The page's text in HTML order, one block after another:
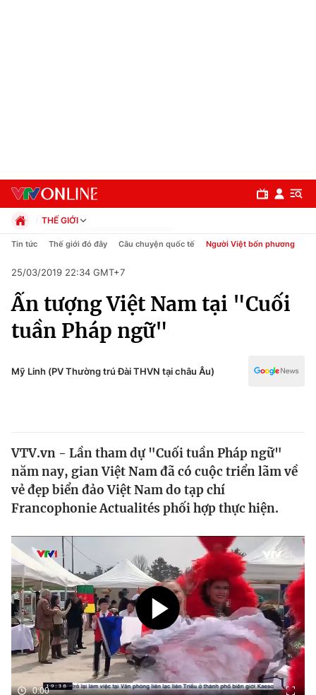
Chuyên mục
Chính trị
Thế giới
Tin tức
Thế giới đó đây
Câu chuyện quốc tế
Tài chính
Thị trường
Góc doanh nghiệp
Dữ liệu và đời sống
Truyền hình
Phim VTV
Hậu trường
Giải trí
Điện ảnh
Đời sống
THẾ GIỚI
Chính trị
Pháp luật
Kinh tế
Thể thao
Truyền hình
Y tế
Tin tức Thế giới đó đây Câu chuyện quốc tế Người Việt bốn phương
25/03/2019 22:34 GMT+7
Ấn tượng Việt Nam tại "Cuối
tuần Pháp ngữ"
Mỹ Linh (PV Thường trú Đài THVN tại châu Âu)
VTV.vn - Lần tham dự "Cuối tuần Pháp ngữ"
năm nay, gian Việt Nam đã có cuộc triển lãm về
vẻ đẹp biển đảo Việt Nam do tạp chí
Francophonie Actualités phối hợp thực hiện.
0:00